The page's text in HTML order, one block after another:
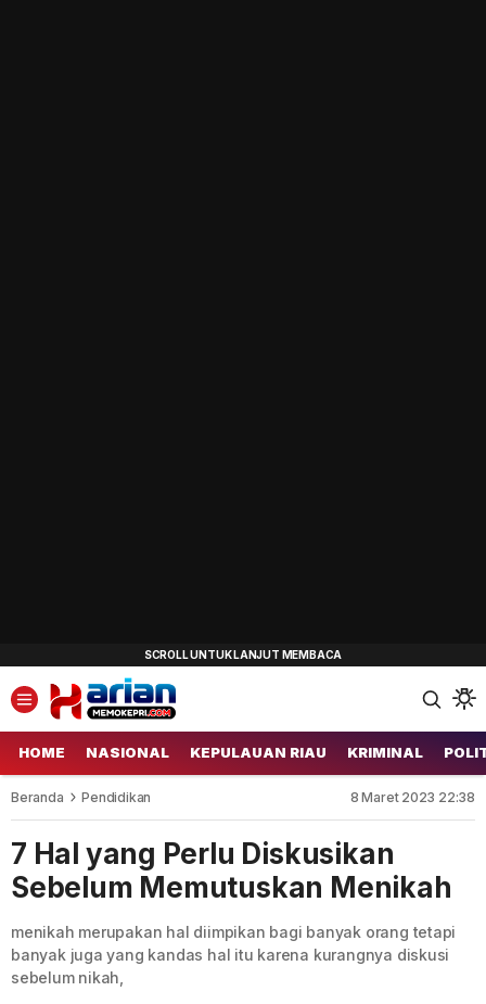
HOME NASIONAL KEPULAUAN RIAU KRIMINAL
Beranda Pendidikan 8 Maret 2023 22:38
7 Hal yang Perlu Diskusikan
Sebelum Memutuskan Menikah
menikah merupakan hal diimpikan bagi banyak orang tetapi
banyak juga yang kandas hal itu karena kurangnya diskusi
sebelum nikah,